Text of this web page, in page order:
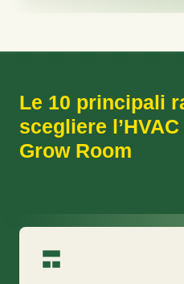
Le 10 principali
scegliere
Grow Room